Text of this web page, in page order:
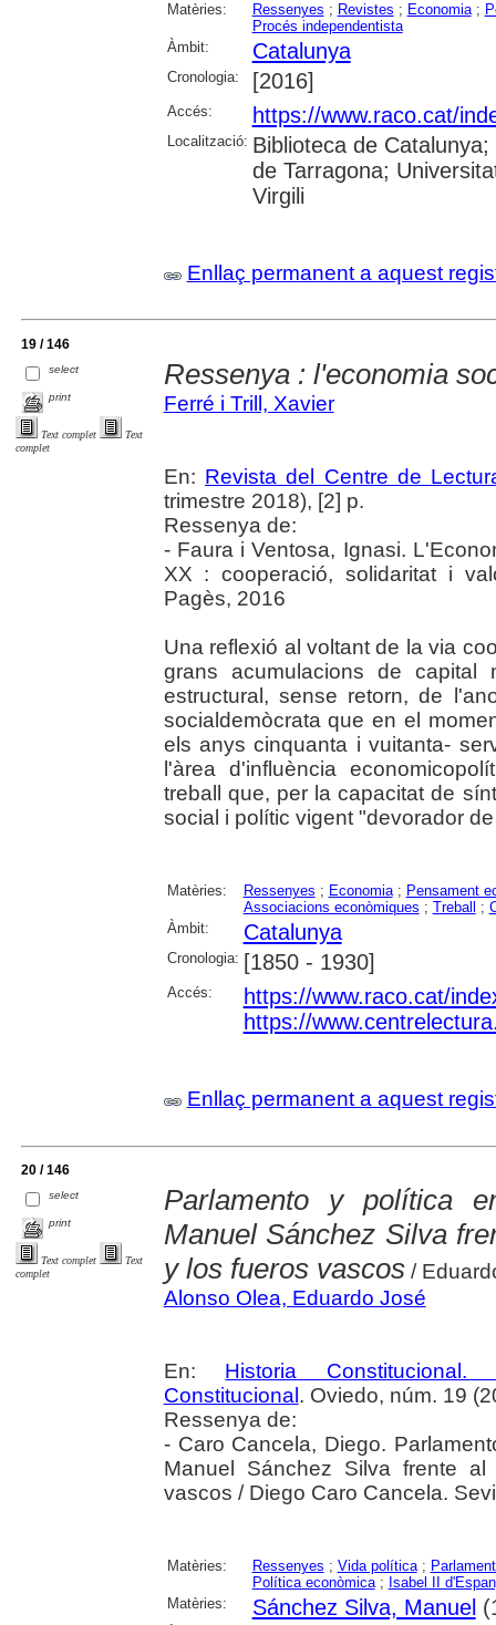
Matèries: Ressenyes ; Revistes ; Economia;
Procés independentista
Àmbit:
Catalunya
Cronologia: [2016]
Accés: https://www.raco.cat/
Localització: Biblioteca de
de Tarragona;
Virgili
Enllaç permanent a aquest
19 / 146
select
print
Text complet
Text
complet
Ressenya : l'economia
Ferré i Trill, Xavier
En: Revista del Centre de
trimestre 2018), [2] p.
Ressenya de:
- Faura i Ventosa, Ignasi.
XX : cooperació, solidaritat i
Pagès, 2016
Una reflexió al voltant de la via
grans acumulacions de
estructural, sense retorn, de
socialdemòcrata que en el
els anys cinquanta i vuitanta-
l'àrea d'influència
treball que, per la capacitat de
social i polític vigent "devorador
Matèries: Ressenyes ; Economia; Pensament
Associacions econòmiques ; Treball ;
Àmbit:
Catalunya
Cronologia: [1850 - 1930]
Accés:
https://www.raco.cat/
https://
Enllaç permanent a aquest
20 / 146
select
print
Text complet
Text
complet
Parlamento y política
Manuel Sánchez Silva
y los fueros vascos/
Alonso Olea, Eduardo José
En: Historia
Constitucional . Oviedo, núm. 19
Ressenya de:
- Caro Cancela, Diego.
Manuel Sánchez Silva frente
vascos / Diego Caro Cancela.
Matèries: Ressenyes ; Vida política;
Política econòmica; Isabel II
Matèries:
Sánchez Silva, Manuel